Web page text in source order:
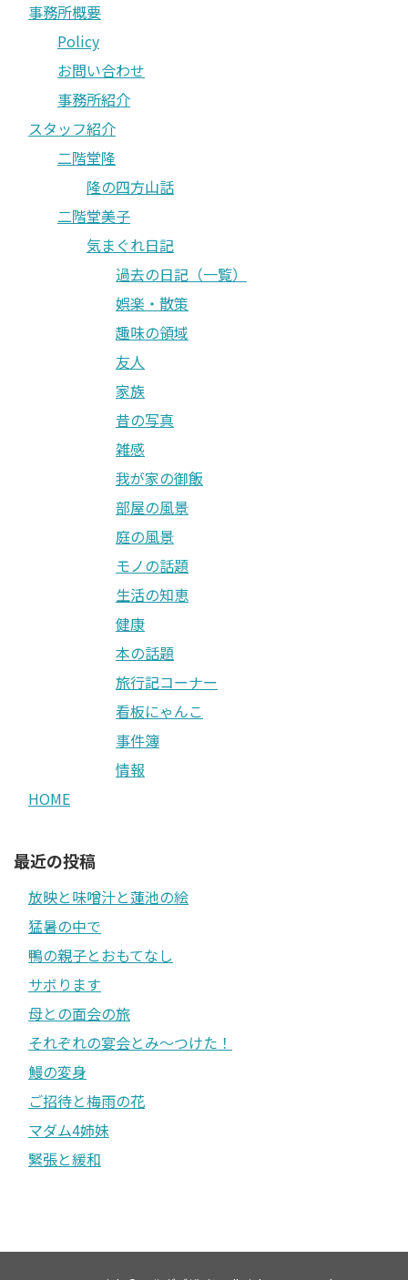
事務所概要
Policy
お問い合わせ
事務所紹介
スタッフ紹介
二階堂隆
隆の四方山話
二階堂美子
気まぐれ日記
過去の日記（一覧）
娯楽・散策
趣味の領域
友人
家族
昔の写真
雑感
我が家の御飯
部屋の風景
庭の風景
モノの話題
生活の知恵
健康
本の話題
旅行記コーナー
看板にゃんこ
事件簿
情報
HOME
最近の投稿
放映と味噌汁と蓮池の絵
猛暑の中で
鴨の親子とおもてなし
サボります
母との面会の旅
それぞれの宴会とみ〜つけた！
鰻の変身
ご招待と梅雨の花
マダム4姉妹
緊張と緩和